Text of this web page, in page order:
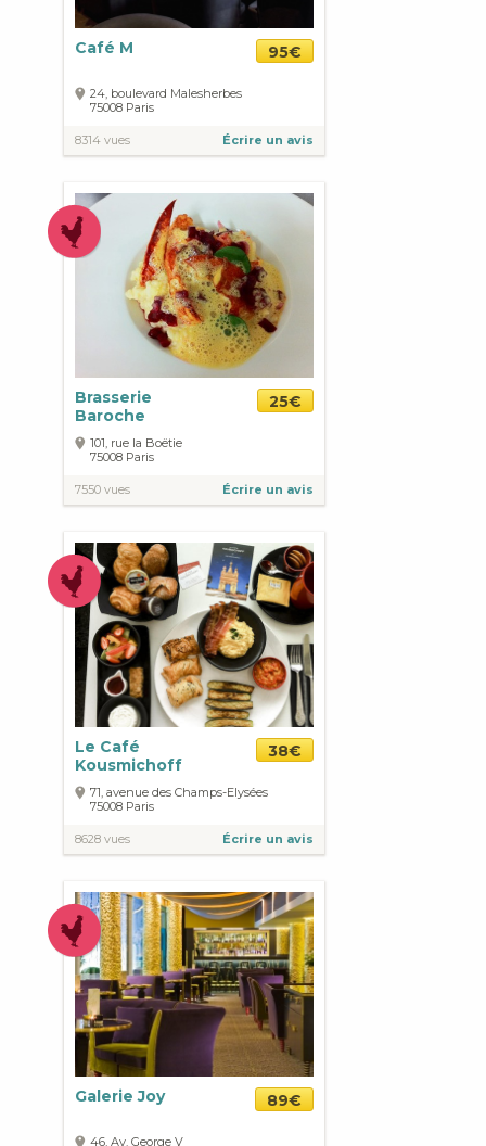
Café M 95€
24, boulevard Malesherbes
75008 Paris
8314 vues Écrire un avis
Brasserie
Baroche
25€
101, rue la Boëtie
75008 Paris
7550 vues Écrire un avis
Le Café
Kousmichoff
38€
71, avenue des Champs-Elysées
75008 Paris
8628 vues Écrire un avis
Galerie Joy 89€
46, Av. George V